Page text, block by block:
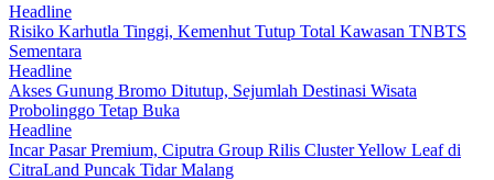
Headline
Risiko Karhutla Tinggi, Kemenhut Tutup Total Kawasan TNBTS
Sementara
Headline
Akses Gunung Bromo Ditutup, Sejumlah Destinasi Wisata
Probolinggo Tetap Buka
Headline
Incar Pasar Premium, Ciputra Group Rilis Cluster Yellow Leaf di
CitraLand Puncak Tidar Malang